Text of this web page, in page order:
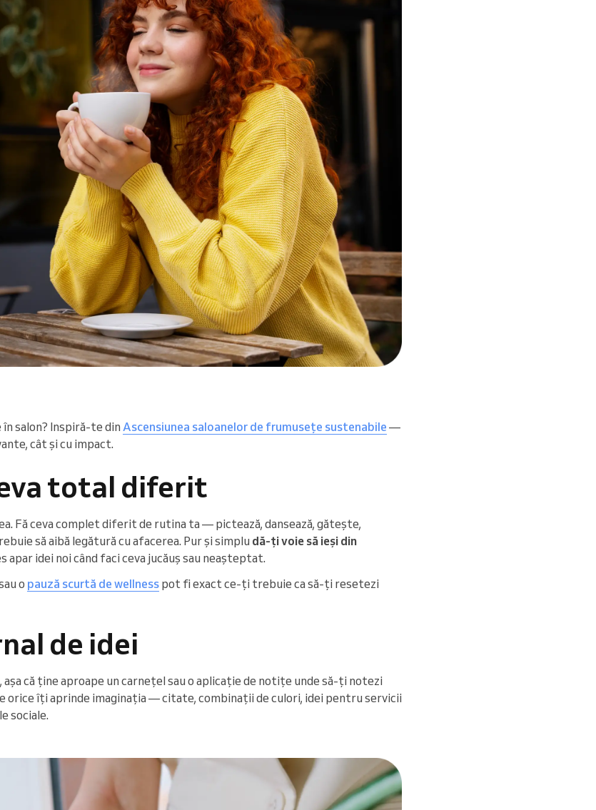
salon? Inspiră-te din Ascensiunea saloanelor de frumusețe sustenabile —
cât și cu impact.
total diferit
Fă ceva complet diferit de rutina ta — pictează, dansează, gătește,
să aibă legătură cu afacerea. Pur și simplu dă-ți voie să ieși din
apar idei noi când faci ceva jucăuș sau neașteptat.
o pauză scurtă de wellness pot fi exact ce-ți trebuie ca să-ți resetezi
de idei
, așa că ține aproape un carnețel sau o aplicație de notițe unde să-ți notezi
orice îți aprinde imaginația — citate, combinații de culori, idei pentru servicii
sociale.